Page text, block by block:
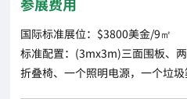
国际标准展位：$3800美金/9㎡
标准配置：(3mx3m)三面围板、
折叠椅、一个照明电源，一个垃